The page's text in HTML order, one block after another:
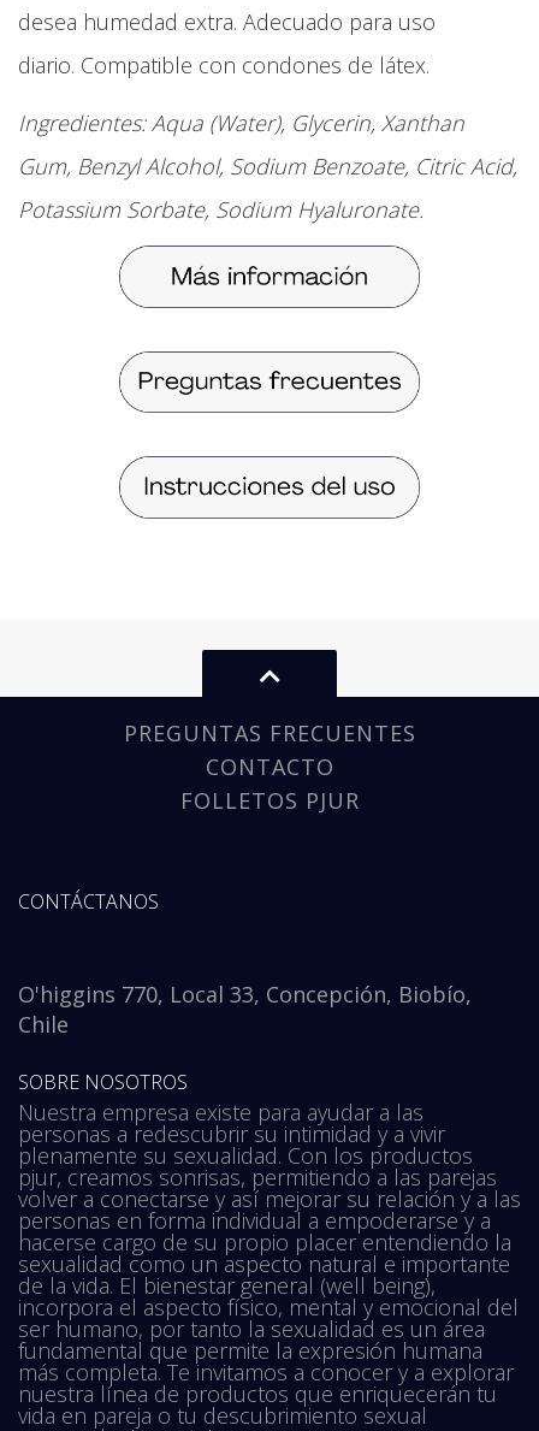
desea humedad extra. Adecuado para uso
diario. Compatible con condones de látex.
Ingredientes: Aqua (Water), Glycerin, Xanthan
Gum, Benzyl Alcohol, Sodium Benzoate, Citric Acid,
Potassium Sorbate, Sodium Hyaluronate.
PREGUNTAS FRECUENTES
CONTACTO
FOLLETOS PJUR
CONTÁCTANOS
O'higgins 770, Local 33, Concepción, Biobío,
Chile
SOBRE NOSOTROS
Nuestra empresa existe para ayudar a las
personas a redescubrir su intimidad y a vivir
plenamente su sexualidad. Con los productos
pjur, creamos sonrisas, permitiendo a las parejas
volver a conectarse y así mejorar su relación y a las
personas en forma individual a empoderarse y a
hacerse cargo de su propio placer entendiendo la
sexualidad como un aspecto natural e importante
de la vida. El bienestar general (well being),
incorpora el aspecto físico, mental y emocional del
ser humano, por tanto la sexualidad es un área
fundamental que permite la expresión humana
más completa. Te invitamos a conocer y a explorar
nuestra línea de productos que enriquecerán tu
vida en pareja o tu descubrimiento sexual